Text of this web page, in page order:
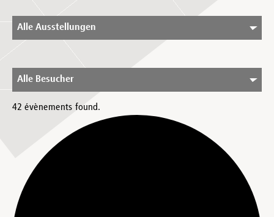
Alle Ausstellungen
Alle Besucher
42 évènements found.